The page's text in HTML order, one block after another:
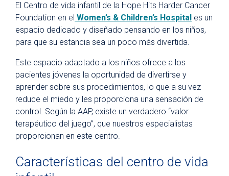
Comidas
Atención espiritual
Políticas y avisos de privacidad
El Centro de vida infantil de la Hope Hits Harder Cancer
Foundation en el Women’s & Children’s Hospital es un
espacio dedicado y diseñado pensando en los niños,
para que su estancia sea un poco más divertida.
Este espacio adaptado a los niños ofrece a los
pacientes jóvenes la oportunidad de divertirse y
aprender sobre sus procedimientos, lo que a su vez
reduce el miedo y les proporciona una sensación de
control. Según la AAP, existe un verdadero “valor
terapéutico del juego”, que nuestros especialistas
proporcionan en este centro.
Características del centro de vida